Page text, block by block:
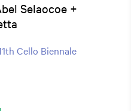
Selaocoe +
Cello Biennale